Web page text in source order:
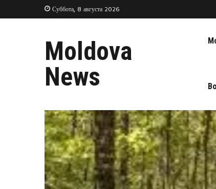
Суббота, 8 августа 2026
Moldova
News